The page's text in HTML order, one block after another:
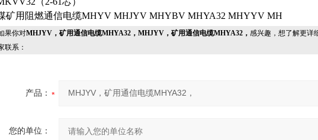
矿用阻燃通信电缆MHYV MHJYV MHYBV MHYA32 MHYYV MH
你对MHJYV，矿用通信电缆MHYA32，MHJYV，矿用通信电缆MHYA32， 感兴趣，想了解更详
联系：
产品：
您的单位：